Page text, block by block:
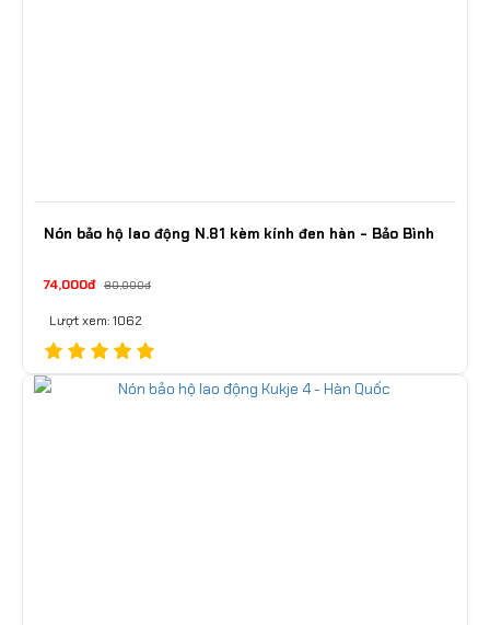
Nón bảo hộ lao động N.81 kèm kính đen hàn - Bảo Bình
74,000đ 80,000đ
Lượt xem: 1062